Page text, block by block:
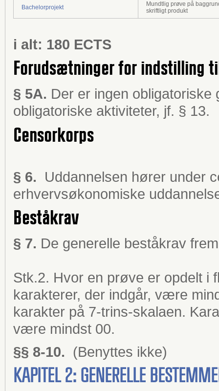
Bachelorprojekt
Mundtlig prøve på
skriftligt produkt
i alt: 180 ECTS
Forudsætninger for indstilling
§ 5A. Der er ingen
obligatoriske aktiviteter, jf. § 13.
Censorkorps
§ 6.
Uddannelsen hører under
erhvervsøkonomiske
Beståkrav
§ 7. De generelle beståkrav
Stk.2. Hvor en prøve er opdelt i
karakterer, der indgår, være
karakter på 7-trins-skalaen.
være mindst 00.
§§ 8-10. (Benyttes ikke)
KAPITEL 2: GENERELLE